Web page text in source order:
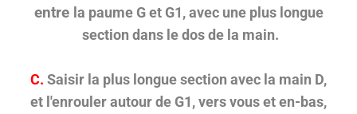
entre la paume G et G1, avec une plus longue
section dans le dos de la main.
C. Saisir la plus longue section avec la main D,
et l'enrouler autour de G1, vers vous et en-bas,